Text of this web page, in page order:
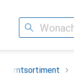
Suche
Gesamtsortiment